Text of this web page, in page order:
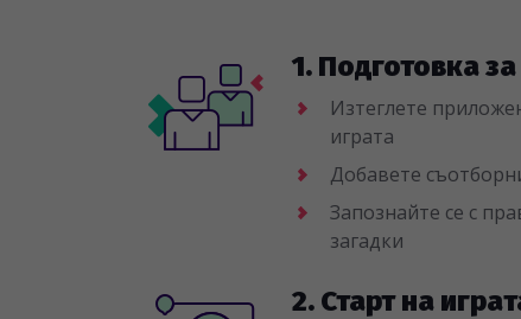
1. Подготовка
Изтеглете
играта
Добавете
Запознайте се с
загадки
2. Старт на